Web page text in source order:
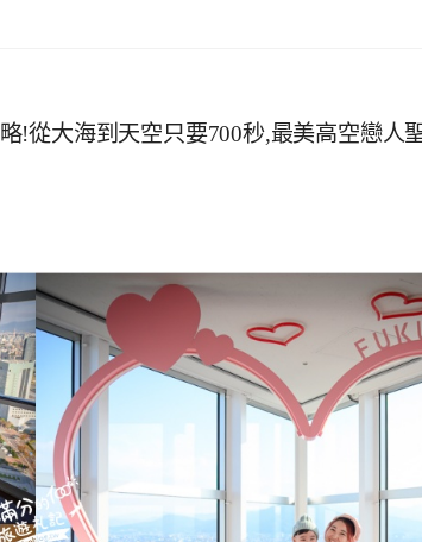
!從大海到天空只要700秒,最美高空戀人